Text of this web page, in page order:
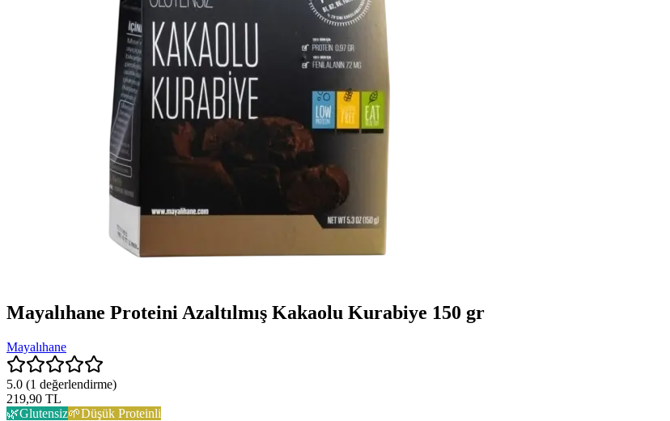
Mayalıhane Proteini Azaltılmış Kakaolu Kurabiye 150 gr
Mayalıhane
5.0 (1 değerlendirme)
219,90 TL
🌿Glutensiz🌱Düşük Proteinli